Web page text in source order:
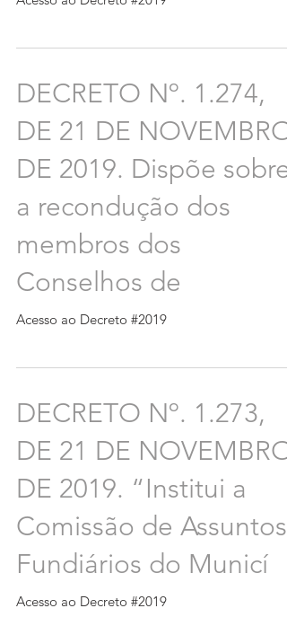
DECRETO Nº. 1.274,
DE 21 DE NOVEMBRO
DE 2019. Dispõe sobre
a recondução dos
membros dos
Conselhos de
Acesso ao Decreto #2019
DECRETO Nº. 1.273,
DE 21 DE NOVEMBRO
DE 2019. “Institui a
Comissão de Assuntos
Fundiários do Municí
Acesso ao Decreto #2019